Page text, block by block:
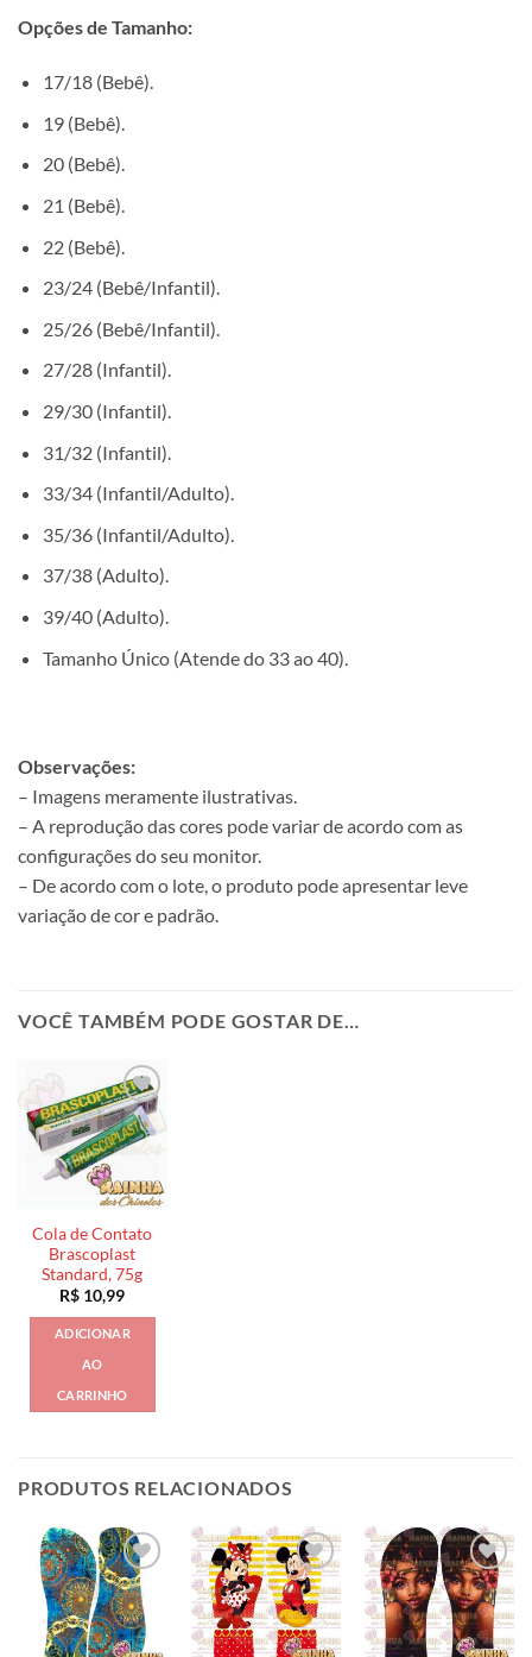
Opções de Tamanho:
17/18 (Bebê).
19 (Bebê).
20 (Bebê).
21 (Bebê).
22 (Bebê).
23/24 (Bebê/Infantil).
25/26 (Bebê/Infantil).
27/28 (Infantil).
29/30 (Infantil).
31/32 (Infantil).
33/34 (Infantil/Adulto).
35/36 (Infantil/Adulto).
37/38 (Adulto).
39/40 (Adulto).
Tamanho Único (Atende do 33 ao 40).
Observações:
– Imagens meramente ilustrativas.
– A reprodução das cores pode variar de acordo com as
configurações do seu monitor.
– De acordo com o lote, o produto pode apresentar leve
variação de cor e padrão.
VOCÊ TAMBÉM PODE GOSTAR DE…
Cola de Contato
Brascoplast
Standard, 75g
R$ 10,99
ADICIONAR
AO
CARRINHO
PRODUTOS RELACIONADOS